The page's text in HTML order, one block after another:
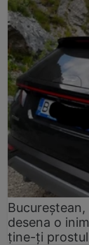
desena o
ține-ți prostul